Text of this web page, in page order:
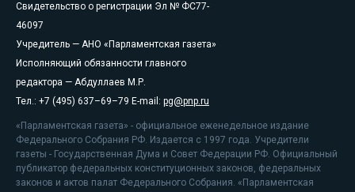
Свидетельство о регистрации Эл № ФС77-
46097
Учредитель — АНО «Парламентская газета»
Исполняющий обязанности главного
редактора — Абдуллаев М.Р.
Тел.: +7 (495) 637–69–79 E-mail: pg@pnp.ru
«Парламентская газета» - официальное еженедельное издание
Федерального Собрания РФ. Издается с 1997 года. Учредители
газеты - Государственная Дума и Совет Федерации РФ. Официальный
публикатор федеральных конституционных законов, федеральных
законов и актов палат Федерального Собрания. «Парламентская